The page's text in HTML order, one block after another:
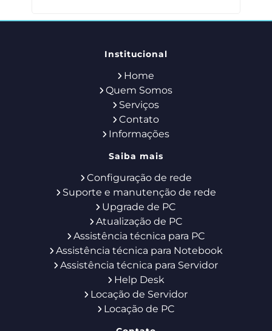
Institucional
Home
Quem Somos
Serviços
Contato
Informações
Saiba mais
Configuração de rede
Suporte e manutenção de rede
Upgrade de PC
Atualização de PC
Assistência técnica para PC
Assistência técnica para Notebook
Assistência técnica para Servidor
Help Desk
Locação de Servidor
Locação de PC